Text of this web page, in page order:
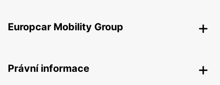
Europcar Mobility Group
Právní informace